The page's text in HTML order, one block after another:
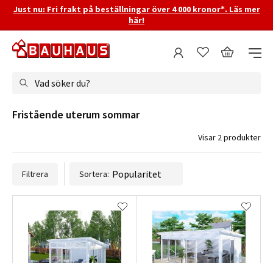
Just nu: Fri frakt på beställningar över 4 000 kronor*. Läs mer
här!
Vad söker du?
Filtrera Sortera:
Fristående uterum sommar
Visar 2 produkter